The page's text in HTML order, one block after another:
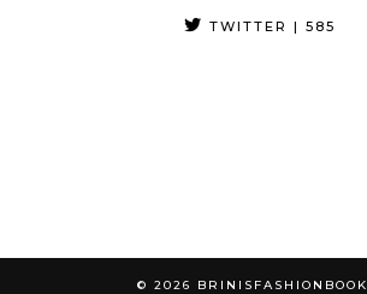
TWITTER | 585
© 2026 BRINISFASHIONBOOK